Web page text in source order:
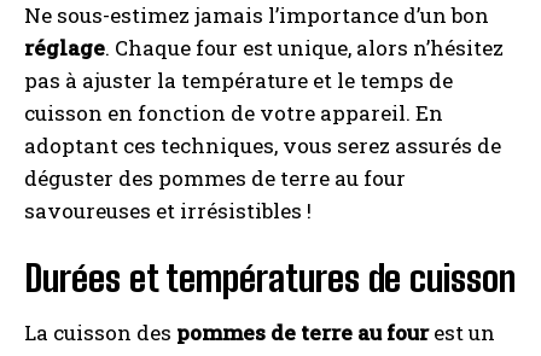
Ne sous-estimez jamais l’importance d’un bon
réglage. Chaque four est unique, alors n’hésitez
pas à ajuster la température et le temps de
cuisson en fonction de votre appareil. En
adoptant ces techniques, vous serez assurés de
déguster des pommes de terre au four
savoureuses et irrésistibles !
Durées et températures de cuisson
La cuisson des pommes de terre au fourest un